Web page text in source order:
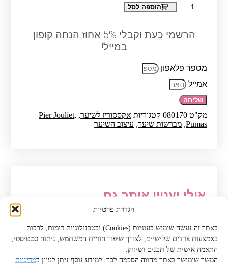
הגדרת פרטיות
באתר זה נעשה שימוש בעוגיות (Cookies) ובטכנולוגיות דומות, לרבות
באמצעות צדדים שלישיים, לצורך שיפור חוויית המשתמש, ניתוח סטטיסטי,
התאמה אישית של תכנים ושיווק.
המשך שימושך באתר מהווה הסכמה לכך. למידע נוסף ניתן לעיין במדיניות
כמות
של
פומס
הוספה לסל
הרשמי כעת וקבלי 5% אחוז הנחה קופון
במייל!
מספר פלאפון
אמייל
שליחה
מק"ט 080170 קטגוריות אקססוריז לשיער,
Pier Jouliet,
Pumas
, מברשות שיער, עיצוב השיער
אולי יעניין אותך גם
מוצרים קשורים